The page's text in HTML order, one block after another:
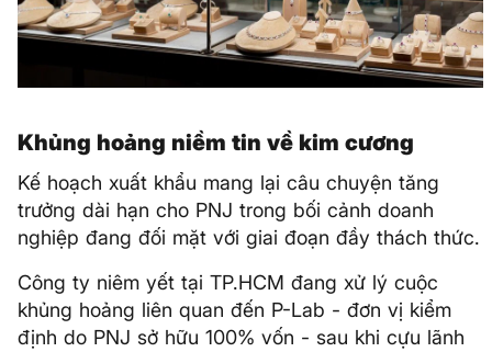
Khủng hoảng niềm tin về kim cương
Kế hoạch xuất khẩu mang lại câu chuyện tăng
trưởng dài hạn cho PNJ trong bối cảnh doanh
nghiệp đang đối mặt với giai đoạn đầy thách thức.
Công ty niêm yết tại TP.HCM đang xử lý cuộc
khủng hoảng liên quan đến P-Lab - đơn vị kiểm
định do PNJ sở hữu 100% vốn - sau khi cựu lãnh